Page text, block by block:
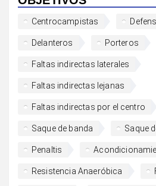
Centrocampistas
Delanteros Porteros
Faltas indirectas laterales
Faltas indirectas lejanas
Faltas indirectas por el centro
Saque de banda Saque
Penaltis
Resistencia Anaeróbica